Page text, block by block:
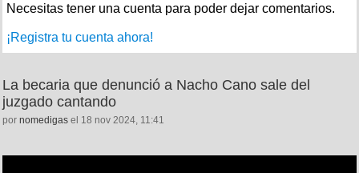
Necesitas tener una cuenta para poder dejar comentarios.
¡Registra tu cuenta ahora!
La becaria que denunció a Nacho Cano sale del
juzgado cantando
por nomedigas el 18 nov 2024, 11:41